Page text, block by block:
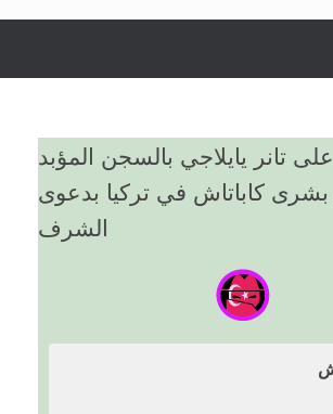
تانر يايلاجي بالسجن المؤبد
بشرى كاباتاش في تركيا بدعوى
الشرف